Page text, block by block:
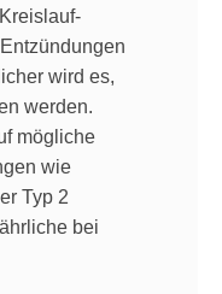
wird es,
werden.
mögliche
wie
Typ 2
bei